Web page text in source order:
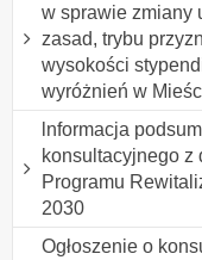
w sprawie zmiany
zasad, trybu
wysokości
wyróżnień w
lnformacja
konsultacyjnego z
Programu
2030
Ogłoszenie o